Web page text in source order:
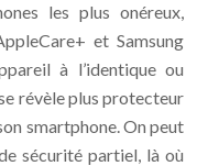
les plus onéreux,
et Samsung
à l’identique ou
révèle plus protecteur
smartphone. On peut
sécurité partiel, là où